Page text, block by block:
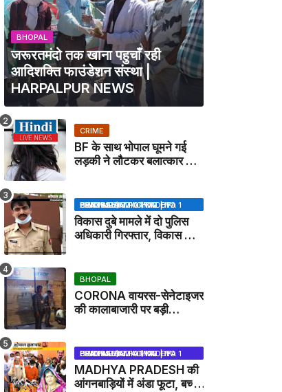
BHOPAL
जरूरतमंदो तक खाना पहुचाँ रही
आदिशक्ति फाउंडेशन संस्था |
HARPALPUR NEWS
CRIME
BF के साथ भोपाल घूमने गई
लड़की ने लौटकर बलात्कार का
BHOPAL SAMACHAR | NO 1 HINDI NEWS PORTAL OF CENTRAL INDIA (MADHYA PRADESH)
विकास दुबे मामले में दो पुलिस
अधिकारी गिरफ्तार, विकास की
BHOPAL
CORONA वायरस-सेनेटाइजर
की कालाबाजारी पर बड़ी
BHOPAL SAMACHAR | NO 1 HINDI NEWS PORTAL OF CENTRAL INDIA (MADHYA PRADESH)
MADHYA PRADESH की
आंगनबाड़ियों में अंडा फूटा, बच्चों